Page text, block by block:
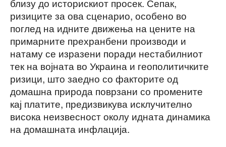
близу до историскиот просек. Сепак,
ризиците за ова сценарио, особено во
поглед на идните движења на цените на
примарните прехранбени производи и
натаму се изразени поради нестабилниот
тек на војната во Украина и геополитичките
ризици, што заедно со факторите од
домашна природа поврзани со промените
кај платите, предизвикува исклучително
висока неизвесност околу идната динамика
на домашната инфлација.